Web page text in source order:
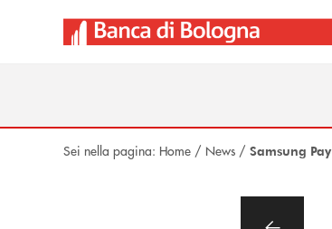
Sei nella pagina: Home / News / Samsung Pay